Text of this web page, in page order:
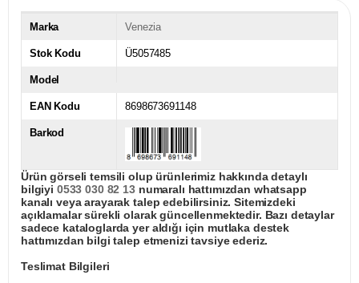
Marka Venezia
Stok Kodu Ü5057485
Model
EAN Kodu 8698673691148
Barkod
Ürün görseli temsili olup ürünlerimiz hakkında detaylı
bilgiyi 0533 030 82 13numaralı hattımızdan whatsapp
kanalı veya arayarak talep edebilirsiniz. Sitemizdeki
açıklamalar sürekli olarak güncellenmektedir. Bazı detaylar
sadece kataloglarda yer aldığı için mutlaka destek
hattımızdan bilgi talep etmenizi tavsiye ederiz.
Teslimat Bilgileri